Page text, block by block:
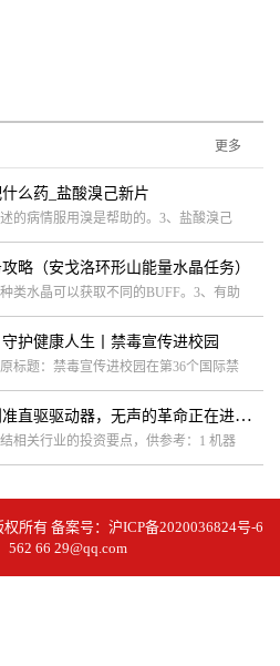
更多
么药_盐酸溴己新片
的病情服用溴是帮助的。3、盐酸溴己
略（安戈洛环形山能量水晶任务）
类水晶可以获取不同的BUFF。3、有助
护健康人生丨禁毒宣传进校园
标题：禁毒宣传进校园在第36个国际禁
机器人跳槽：从刚性驱动器到准直驱驱动器，无声的革命正在进行；特斯拉可能转行！投资者看好哪家？
相关行业的投资要点，供参考：1 机器
权所有 备案号： 沪ICP备2020036824号-6
562 66 29@qq.com